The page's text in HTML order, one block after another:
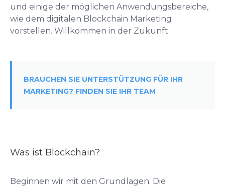
und einige der möglichen Anwendungsbereiche,
wie dem digitalen Blockchain Marketing
vorstellen. Willkommen in der Zukunft.
BRAUCHEN SIE UNTERSTÜTZUNG FÜR IHR
MARKETING? FINDEN SIE IHR TEAM
Was ist Blockchain?
Beginnen wir mit den Grundlagen. Die